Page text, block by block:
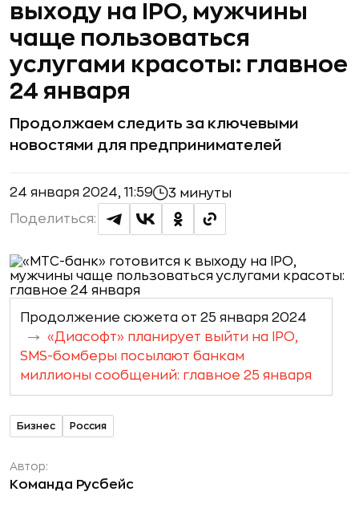
выходу на IPO, мужчины
чаще пользоваться
услугами красоты: главное
24 января
Продолжаем следить за ключевыми
новостями для предпринимателей
24 января 2024, 11:59 3 минуты
Поделиться:
Продолжение сюжета от 25 января 2024
«Диасофт» планирует выйти на IPO,
SMS-бомберы посылают банкам
миллионы сообщений: главное 25 января
Бизнес Россия
Автор:
Команда Русбейс